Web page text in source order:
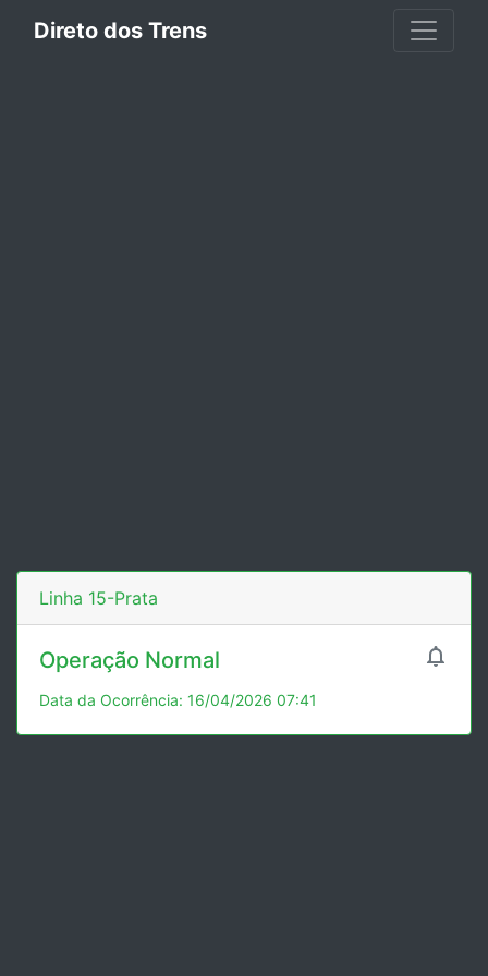
Direto dos Trens
Linha 15-Prata

Operação Normal
Data da Ocorrência: 16/04/2026 07:41